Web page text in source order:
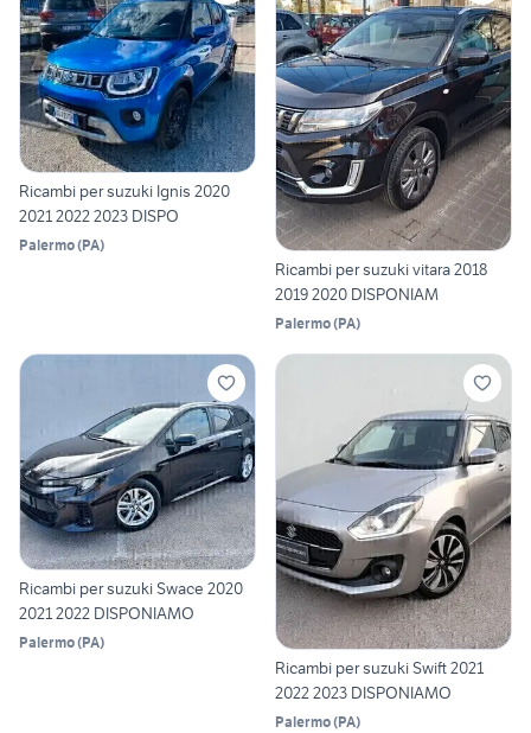
Ricambi per suzuki Ignis 2020
2021 2022 2023 DISPO
Palermo(PA)
Ricambi per suzuki vitara 2018
2019 2020 DISPONIAM
Palermo(PA)
Ricambi per suzuki Swace 2020
2021 2022 DISPONIAMO
Palermo(PA)
Ricambi per suzuki Swift 2021
2022 2023 DISPONIAMO
Palermo(PA)